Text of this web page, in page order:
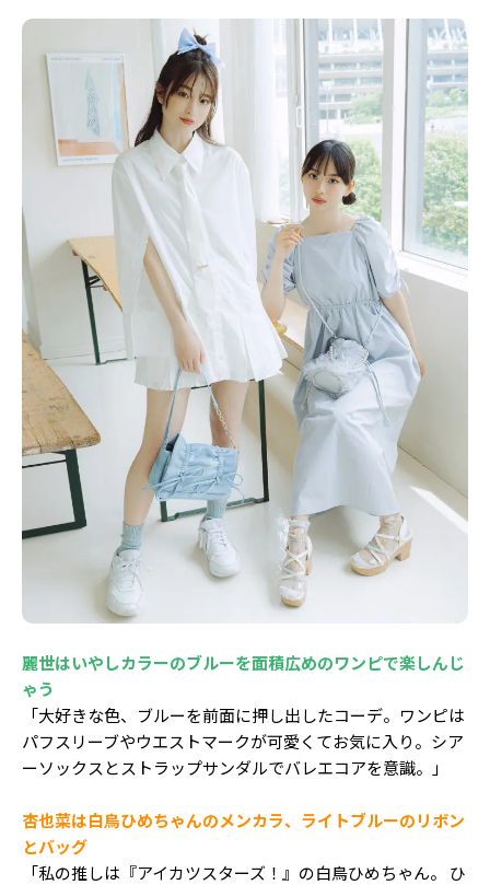
麗世はいやしカラーのブルーを面積広めのワンピで楽しんじ
ゃう
「大好きな色、ブルーを前面に押し出したコーデ。ワンピは
パフスリーブやウエストマークが可愛くてお気に入り。シア
ーソックスとストラップサンダルでバレエコアを意識。」
杏也菜は白鳥ひめちゃんのメンカラ、ライトブルーのリボン
とバッグ
「私の推しは『アイカツスターズ！』の白鳥ひめちゃん。 ひ